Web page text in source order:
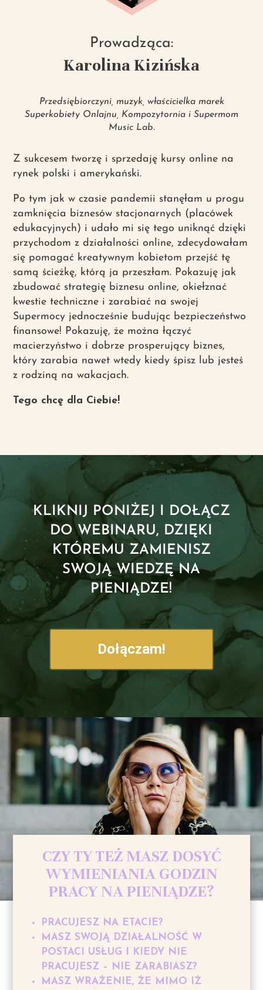
Prowadząca:
Karolina Kizińska
Przedsiębiorczyni, muzyk, właścicielka marek
Superkobiety Onlajnu, Kompozytornia i Supermom
Music Lab.
Z sukcesem tworzę i sprzedaję kursy online na
rynek polski i amerykański.
Po tym jak w czasie pandemii stanęłam u progu
zamknięcia biznesów stacjonarnych (placówek
edukacyjnych) i udało mi się tego uniknąć dzięki
przychodom z działalności online, zdecydowałam
się pomagać kreatywnym kobietom przejść tę
samą ścieżkę, którą ja przeszłam. Pokazuję jak
zbudować strategię biznesu online, okiełznać
kwestie techniczne i zarabiać na swojej
Supermocy jednocześnie budując bezpieczeństwo
finansowe! Pokazuję, że można łączyć
macierzyństwo i dobrze prosperujący biznes,
który zarabia nawet wtedy kiedy śpisz lub jesteś
z rodziną na wakacjach.
Tego chcę dla Ciebie!
KLIKNIJ PONIŻEJ I DOŁĄCZ
DO WEBINARU, DZIĘKI
KTÓREMU ZAMIENISZ
SWOJĄ WIEDZĘ NA
PIENIĄDZE!
Dołączam!
CZY TY TEŻ MASZ DOSYĆ
WYMIENIANIA GODZIN
PRACY NA PIENIĄDZE?
PRACUJESZ NA ETACIE?
MASZ SWOJĄ DZIAŁALNOŚĆ W
POSTACI USŁUG I KIEDY NIE
PRACUJESZ – NIE ZARABIASZ?
MASZ WRAŻENIE, ŻE MIMO IŻ